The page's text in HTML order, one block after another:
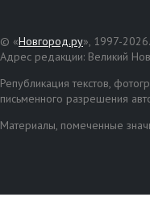
© «Новгород.ру», 1997-2026.
Адрес редакции: Великий
Републикация текстов,
письменного разрешения
Материалы, помеченные